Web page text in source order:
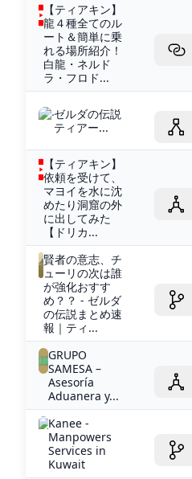
【ティアキン】
龍４種全てのル
ート＆簡単に乗
れる場所紹介！
白龍・ネルド
ラ・フロド...
ゼルダの伝説
ティアー...
【ティアキン】
依頼を受けて、
マヨイを水に沈
めたり洞窟の外
に出してみた
【ドリカ...
賢者の意志、チ
ューリの次は誰
が強化おすす
め？？ - ゼルダ
の伝説まとめ速
報｜ティ...
GRUPO
SAMESA –
Asesoría
Aduanera y...
Kanee -
Manpowers
Services in
Kuwait